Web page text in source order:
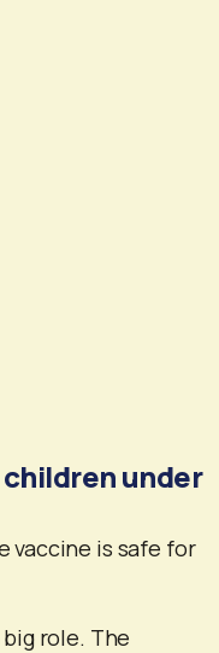
under
vaccine is safe for
role. The